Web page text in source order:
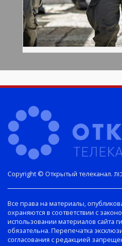
Все права на материалы,
охраняются в соответствии с
использовании материалов сайта
обязательна. Перепечатка
согласования с редакцией